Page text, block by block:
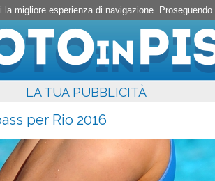
LA TUA PUBBLICITÀ
per Rio 2016
la migliore esperienza di navigazione.